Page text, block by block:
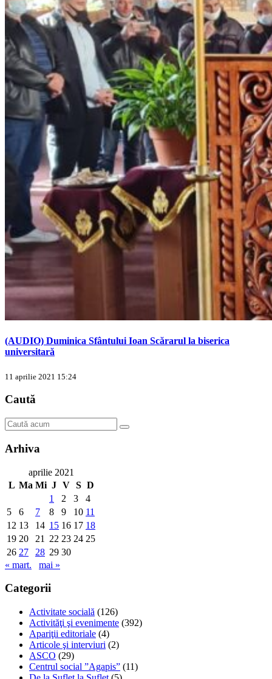
(AUDIO) Duminica Sfântului Ioan Scărarul la biserica
universitară
11 aprilie 2021 15:24
Caută
Arhiva
aprilie 2021
L Ma Mi J V S D
1
2 3
4
5
6 7 8 9 10 11
12 13 14 15 16 17 18
19 20 21 22 23 24 25
26 27 28 29 30
« mart.
mai »
Categorii
Activitate socială (126)
Activităţi şi evenimente (392)
Apariţii editoriale (4)
Articole şi interviuri (2)
ASCO (29)
Centrul social ”Agapis” (11)